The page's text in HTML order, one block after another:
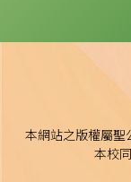
本網站之版權屬聖
本校